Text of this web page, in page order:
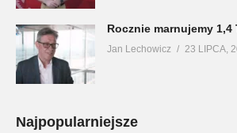
Rocznie marnujemy 1,4
Jan Lechowicz 23 LIPCA,
Najpopularniejsze